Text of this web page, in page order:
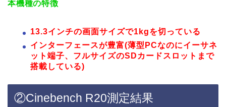
本機種の特徴
13.3インチの画面サイズで1kgを切っている
インターフェースが豊富(薄型PCなのにイーサネ
ット端子、フルサイズのSDカードスロットまで
搭載している)
②Cinebench R20測定結果